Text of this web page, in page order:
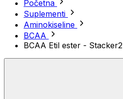
Početna
Suplementi
Aminokiseline
BCAA
BCAA Etil ester - Stacker2